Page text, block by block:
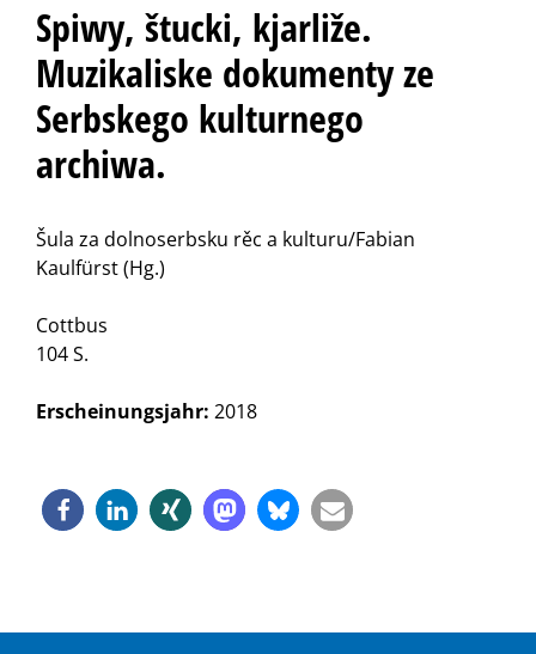
Spiwy, štucki, kjarliže.
Muzikaliske dokumenty ze
Serbskego kulturnego
archiwa.
Šula za dolnoserbsku rěc a kulturu/Fabian
Kaulfürst (Hg.)
Cottbus
104 S.
Erscheinungsjahr: 2018